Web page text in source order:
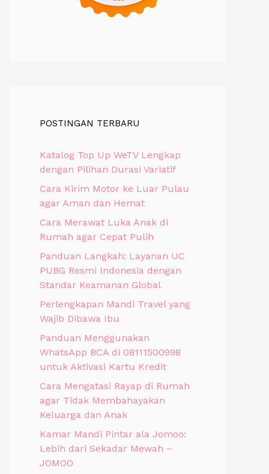
POSTINGAN TERBARU
Katalog Top Up WeTV Lengkap
dengan Pilihan Durasi Variatif
Cara Kirim Motor ke Luar Pulau
agar Aman dan Hemat
Cara Merawat Luka Anak di
Rumah agar Cepat Pulih
Panduan Langkah: Layanan UC
PUBG Resmi Indonesia dengan
Standar Keamanan Global
Perlengkapan Mandi Travel yang
Wajib Dibawa Ibu
Panduan Menggunakan
WhatsApp BCA di 08111500998
untuk Aktivasi Kartu Kredit
Cara Mengatasi Rayap di Rumah
agar Tidak Membahayakan
Keluarga dan Anak
Kamar Mandi Pintar ala Jomoo:
Lebih dari Sekadar Mewah –
JOMOO